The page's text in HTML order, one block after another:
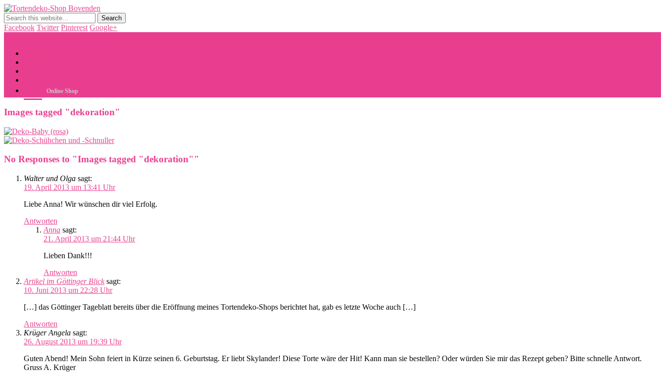
Tortendekorationen, Cake Pops, Macarons, Back-Workshops
Facebook Twitter Pinterest Google+
Online Shop
Images tagged "dekoration"
No Responses to "Images tagged "dekoration""
Walter und Olga sagt:
19. April 2013 um 13:41 Uhr
Liebe Anna! Wir wünschen dir viel Erfolg.
Antworten
Anna sagt:
21. April 2013 um 21:44 Uhr
Lieben Dank!!!
Antworten
Artikel im Göttinger Blick sagt:
10. Juni 2013 um 22:28 Uhr
[…] das Göttinger Tageblatt bereits über die Eröffnung meines Tortendeko-Shops berichtet hat, gab es letzte Woche auch […]
Antworten
Krüger Angela sagt:
26. August 2013 um 19:39 Uhr
Guten Abend! Mein Sohn feiert in Kürze seinen 6. Geburtstag. Er liebt Skylander! Diese Torte wäre der Hit! Kann man sie bestellen? Oder würden Sie mir das Rezept geben? Bitte schnelle Antwort.
Gruss A. Krüger